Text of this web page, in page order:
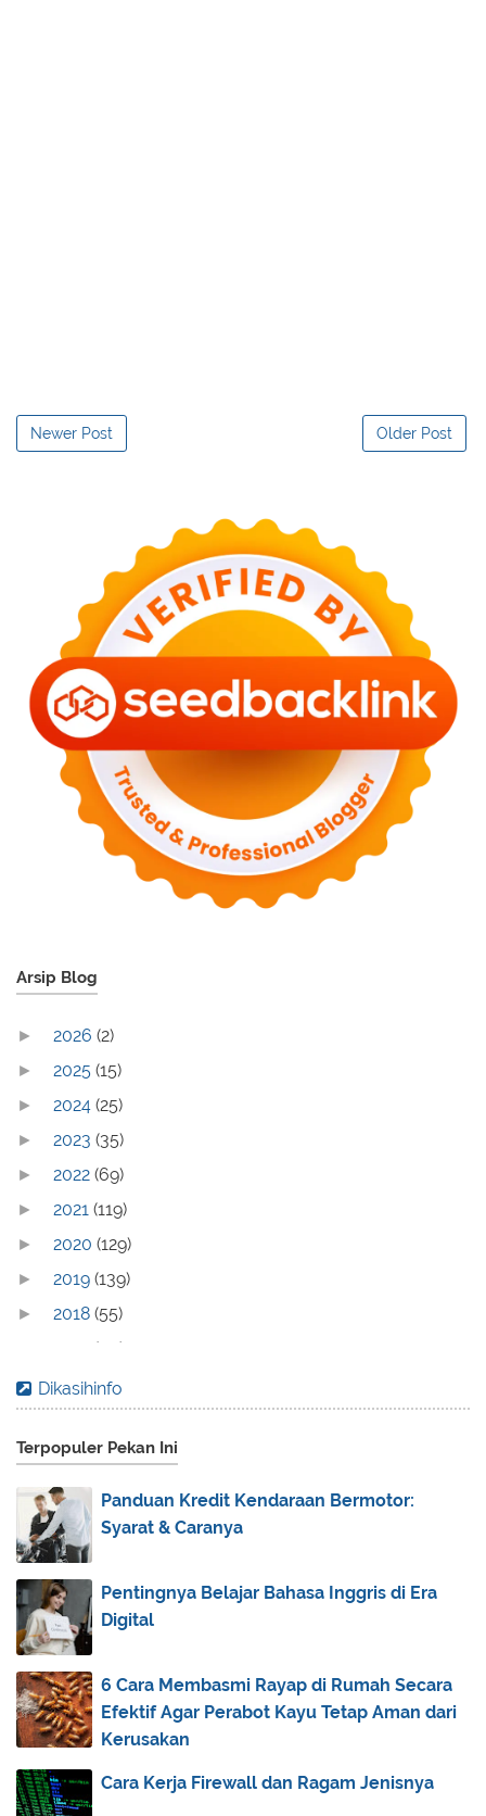
Newer Post Older Post
Arsip Blog
► 2026 (2)
► 2025 (15)
► 2024 (25)
► 2023 (35)
► 2022 (69)
► 2021 (119)
► 2020 (129)
► 2019 (139)
► 2018 (55)
(70)
► 2016(83)
► 2014(44)
▼ 2013
► December(2)
► November
► October(1)
► September
► August
▼ July (83)
Do’a Halal Bi Halal
Lailatul Qadar, Tepatnya Malam 21 atau 27?
Dikasihinfo
Terpopuler Pekan Ini
Panduan Kredit Kendaraan Bermotor:
Syarat & Caranya
Pentingnya Belajar Bahasa Inggris di Era
Digital
6 Cara Membasmi Rayap di Rumah Secara
Efektif Agar Perabot Kayu Tetap Aman dari
Kerusakan
Cara Kerja Firewall dan Ragam Jenisnya